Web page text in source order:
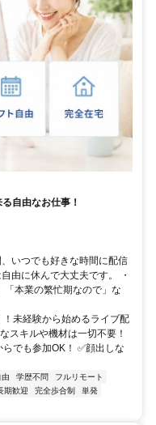
自由なお仕事！
いつでも好きな時間に配信
由に休んで大丈夫です。 ・
「本業の繁忙期なので」な
未経験から始めるライブ配
スキルや機材は一切不要！
でも参加OK！ ✅顔出しな
学歴不問
フルリモート
期歓迎 完全歩合制
単発